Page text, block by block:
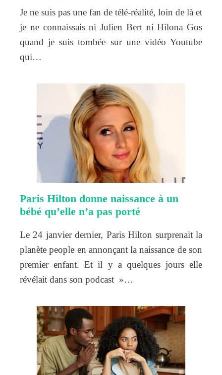
Je ne suis pas une fan de télé-réalité, loin de là et
je ne connaissais ni Julien Bert ni Hilona Gos
quand je suis tombée sur une vidéo Youtube
qui…
Paris Hilton donne naissance à un
bébé qu’elle n’a pas porté
Le 24 janvier dernier, Paris Hilton surprenait la
planète people en annonçant la naissance de son
premier enfant. Et il y a quelques jours elle
révélait dans son podcast »…